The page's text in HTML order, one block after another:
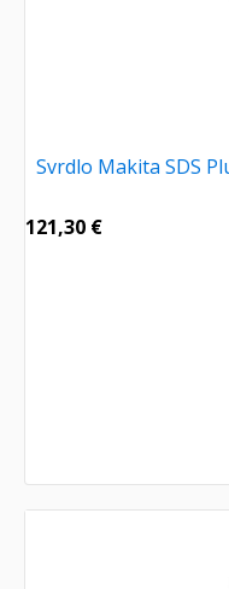
Svrdlo Makita SDS
121,30 €